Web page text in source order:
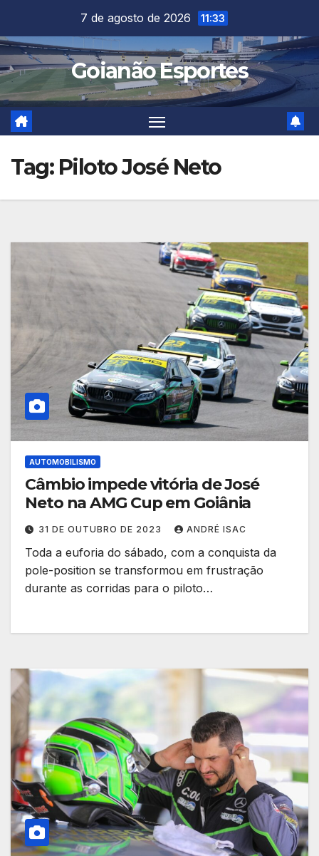
content
7 de agosto de 2026 11:33
Goianão Esportes
Tag: Piloto José Neto
AUTOMOBILISMO
Câmbio impede vitória de José
Neto na AMG Cup em Goiânia
31 DE OUTUBRO DE 2023 ANDRÉ ISAC
Toda a euforia do sábado, com a conquista da
pole-position se transformou em frustração
durante as corridas para o piloto…